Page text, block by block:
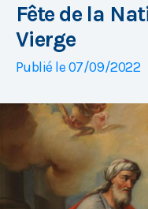
Fête de la
Vierge
Publié le 07/09/2022